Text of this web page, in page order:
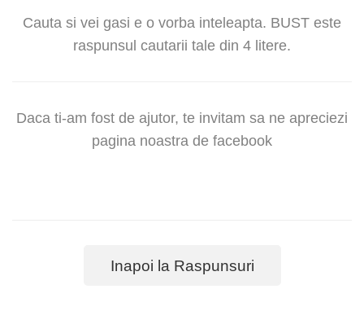
Cauta si vei gasi e o vorba inteleapta. BUST este
raspunsul cautarii tale din 4 litere.
Daca ti-am fost de ajutor, te invitam sa ne apreciezi
pagina noastra de facebook
Inapoi la Raspunsuri